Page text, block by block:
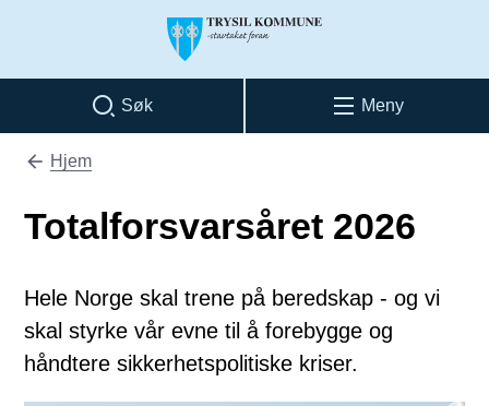
Trysil kommune
Søk Meny
Du er her:
Hjem
Totalforsvarsåret 2026
Hele Norge skal trene på beredskap - og vi
skal styrke vår evne til å forebygge og
håndtere sikkerhetspolitiske kriser.